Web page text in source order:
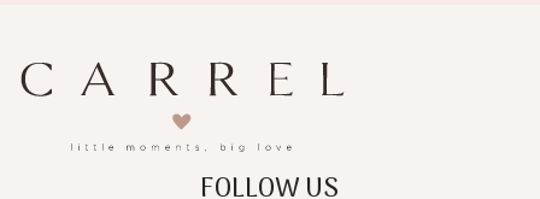
FOLLOW US